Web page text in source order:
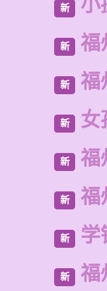
新 小
新 福
新 福
新 女
新 福
新 福
新 学
新 福